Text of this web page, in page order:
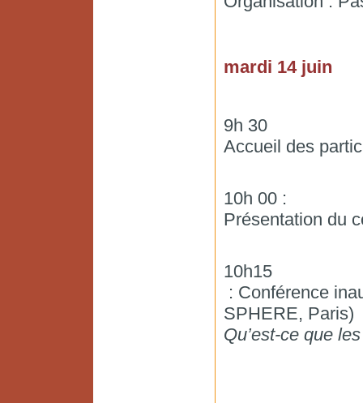
mardi 14 juin
9h 30
Accueil des
10h 00 :
Présentation du
10h15
: Conférence
SPHERE, Paris)
Qu’est-ce que les